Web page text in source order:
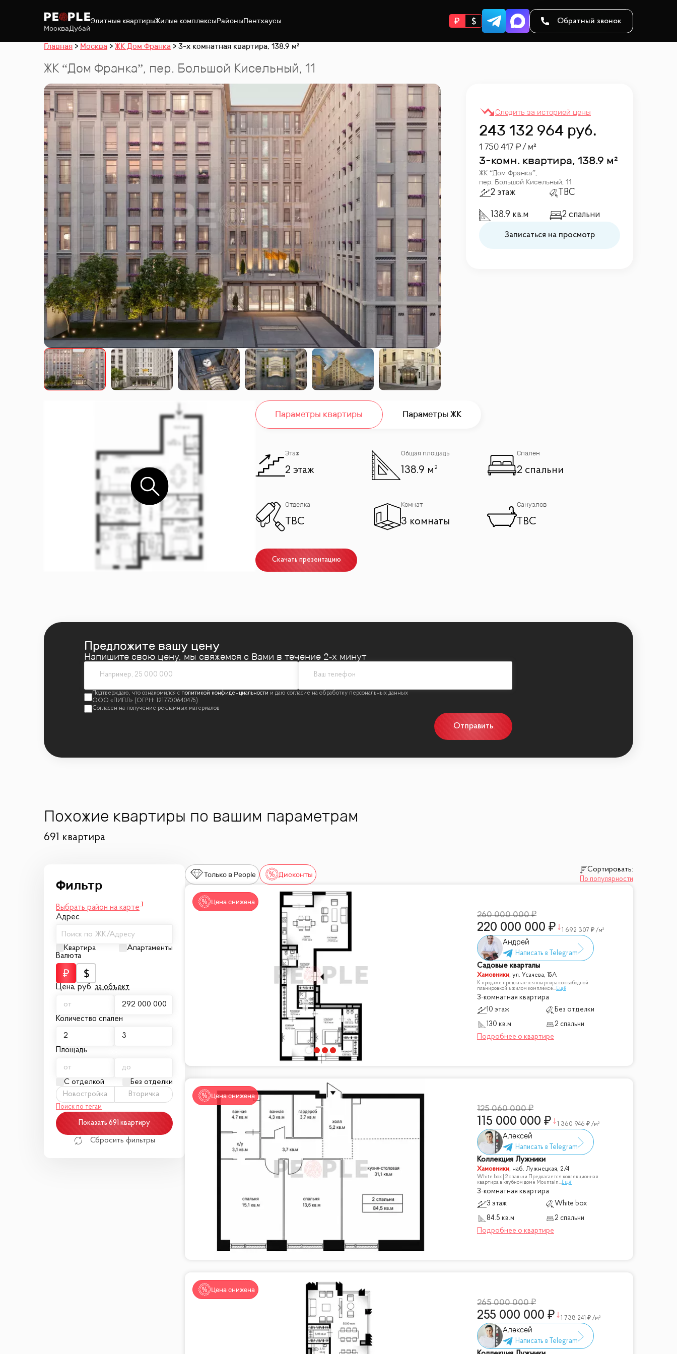
МоскваДубай
Элитные квартирыЖилые комплексыРайоныПентхаусы Обратный звонок
Главная Москва ЖК Дом Франка 3-х комнатная квартира, 138.9 м²
ЖК “Дом Франка”, пер. Большой Кисельный, 11
243 132 964 руб.
1 750 417 / м²
3-комн. квартира, 138.9 м²
ЖК “Дом Франка”,
пер. Большой Кисельный, 11
2 этаж TBC
138.9 кв.м 2 спальни
Записаться на просмотр
Параметры квартиры Параметры ЖК
Этаж
2 этаж
Общая площадь
138.9 м²
Спален
2 спальни
Отделка
TBC
Комнат
3 комнаты
Санузлов
TBC
Скачать презентацию
Предложите вашу цену
Напишите свою цену, мы свяжемся с Вами в течение 2‑х минут
политикой конфиденциальности
Отправить
Похожие квартиры по вашим параметрам
691 квартира
Выбрать район на карте
Адрес
Поиск по ЖК/Адресу
Квартира
Апартаменты
Валюта
Цена, руб. за объект
Количество спален
Площадь
С отделкой Без отделки
Новостройка Вторичка
Поиск по тегам
Показать 691 квартиру
Сбросить фильтры
Только в People Дисконты
Сортировать:
По популярности
Цена снижена
260 000 000
220 000 000 1 692 307 /м²
Андрей
Садовые кварталы
Хамовники, ул. Усачева, 15А
К продаже предлагается квартира со свободной
планировкой в жилом комплексе...Ещё
3-комнатная квартира
10 этаж
Без отделки
130 кв.м
2 спальни
Цена снижена
125 060 000
115 000 000 1 360 946 /м²
Алексей
Коллекция Лужники
Хамовники, наб. Лужнецкая, 2/4
White box | 2 спальни Предлагается коллекционная
квартира в клубном доме Mountain...Ещё
3-комнатная квартира
3 этаж
White box
84.5 кв.м
2 спальни
Цена снижена
265 000 000
255 000 000 1 738 241 /м²
Алексей